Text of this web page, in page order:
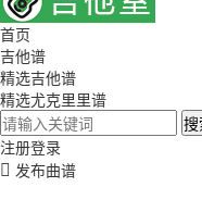
首页
吉他谱
精选吉他谱
精选尤克里里谱
注册登录
发布曲谱